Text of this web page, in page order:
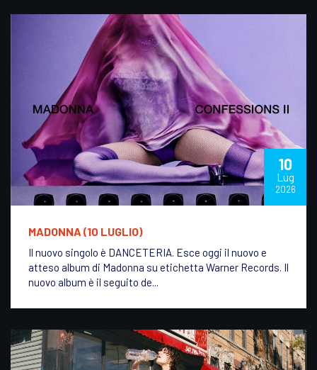
10
Lug
2026
MADONNA (10 LUGLIO)
Il nuovo singolo è DANCETERIA. Esce oggi il nuovo e
atteso album di Madonna su etichetta Warner Records. Il
nuovo album è il seguito de...